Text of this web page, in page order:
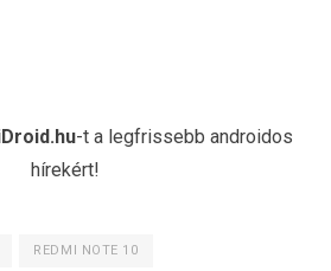
-t a legfrissebb androidos
hírekért!
REDMI NOTE 10